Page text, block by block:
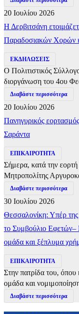
20 Ιουλίου 2026
Η Δερβιτσάνη
Παραδοσιακών Χορών
ΕΚΔΗΛΩΣΕΙΣ
Ο Πολιτιστικός
διοργάνωση του 4ου
Διαβάστε περισσότερα
20 Ιουλίου 2026
Πανηγυρικός
Σαράντα
ΕΠΙΚΑΙΡΟΤΗΤΑ
Σήμερα, κατά την
Μητροπολίτης
Διαβάστε περισσότερα
30 Ιουλίου 2026
Θεσσαλονίκη: Υπέρ
το Συμβούλιο Εφετών–
ομάδα και ξέπλυμα
ΕΠΙΚΑΙΡΟΤΗΤΑ
Στην πατρίδα του, όπου
ομάδα και
Διαβάστε περισσότερα